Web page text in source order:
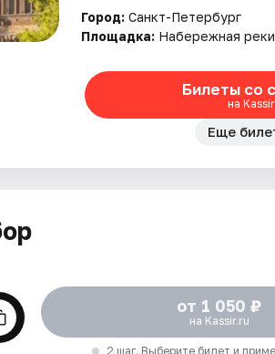
Город: Санкт-Петербург
Площадка: Набережная
Билеты со
на
Еще
от 1 050 ₽
на Kassir.ru
2 шаг. Выберите билет и